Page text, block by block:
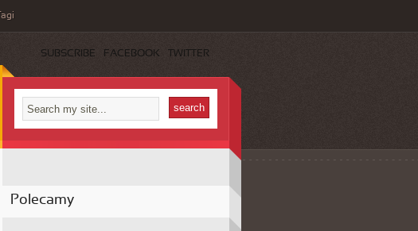
Tagi
SUBSCRIBE FACEBOOK TWITTER
Polecamy